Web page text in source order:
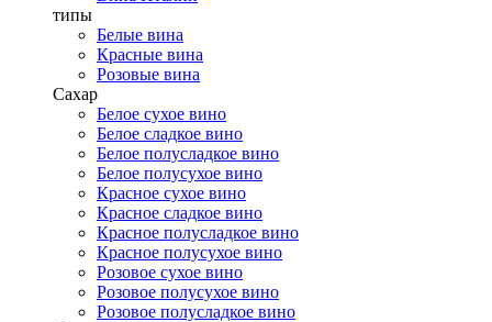
типы
Белые вина
Красные вина
Розовые вина
Сахар
Белое сухое вино
Белое сладкое вино
Белое полусладкое вино
Белое полусухое вино
Красное сухое вино
Красное сладкое вино
Красное полусладкое вино
Красное полусухое вино
Розовое сухое вино
Розовое полусухое вино
Розовое полусладкое вино